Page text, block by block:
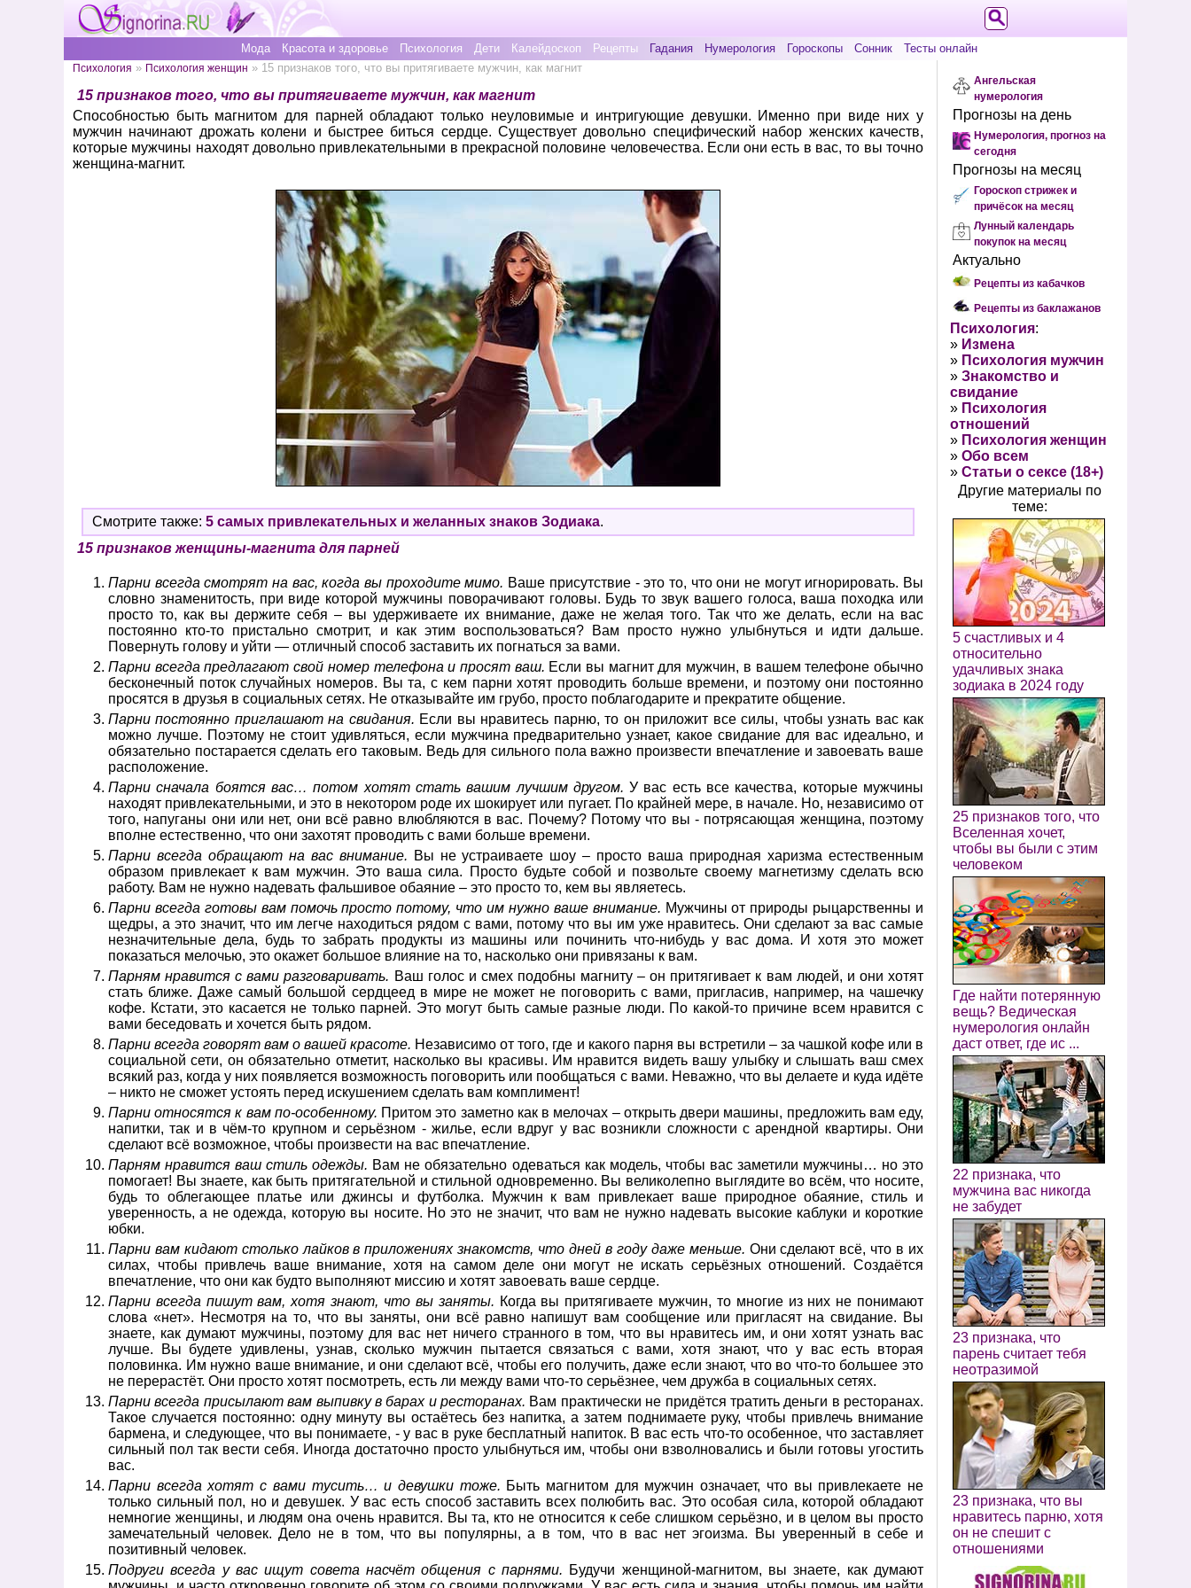
Мода Красота и здоровье Психология Дети Калейдоскоп Рецепты Гадания Нумерология Гороскопы Сонник Тесты онлайн
Психология » Психология женщин » 15 признаков того, что вы притягиваете мужчин, как магнит
15 признаков того, что вы притягиваете мужчин, как магнит
Способностью быть магнитом для парней обладают только неуловимые и интригующие девушки. Именно при виде них у
мужчин начинают дрожать колени и быстрее биться сердце. Существует довольно специфический набор женских качеств,
которые мужчины находят довольно привлекательными в прекрасной половине человечества. Если они есть в вас, то вы точно
женщина-магнит.
Смотрите также: 5 самых привлекательных и желанных знаков Зодиака.
15 признаков женщины-магнита для парней
Парни всегда смотрят на вас, когда вы проходите мимо. Ваше присутствие - это то, что они не могут игнорировать. Вы
словно знаменитость, при виде которой мужчины поворачивают головы. Будь то звук вашего голоса, ваша походка или
просто то, как вы держите себя – вы удерживаете их внимание, даже не желая того. Так что же делать, если на вас
постоянно кто-то пристально смотрит, и как этим воспользоваться? Вам просто нужно улыбнуться и идти дальше.
Повернуть голову и уйти — отличный способ заставить их погнаться за вами.
Парни всегда предлагают свой номер телефона и просят ваш. Если вы магнит для мужчин, в вашем телефоне обычно
бесконечный поток случайных номеров. Вы та, с кем парни хотят проводить больше времени, и поэтому они постоянно
просятся в друзья в социальных сетях. Не отказывайте им грубо, просто поблагодарите и прекратите общение.
Парни постоянно приглашают на свидания. Если вы нравитесь парню, то он приложит все силы, чтобы узнать вас как
можно лучше. Поэтому не стоит удивляться, если мужчина предварительно узнает, какое свидание для вас идеально, и
обязательно постарается сделать его таковым. Ведь для сильного пола важно произвести впечатление и завоевать ваше
расположение.
Парни сначала боятся вас… потом хотят стать вашим лучшим другом. У вас есть все качества, которые мужчины
находят привлекательными, и это в некотором роде их шокирует или пугает. По крайней мере, в начале. Но, независимо от
того, напуганы они или нет, они всё равно влюбляются в вас. Почему? Потому что вы - потрясающая женщина, поэтому
вполне естественно, что они захотят проводить с вами больше времени.
Парни всегда обращают на вас внимание. Вы не устраиваете шоу – просто ваша природная харизма естественным
образом привлекает к вам мужчин. Это ваша сила. Просто будьте собой и позвольте своему магнетизму сделать всю
работу. Вам не нужно надевать фальшивое обаяние – это просто то, кем вы являетесь.
Парни всегда готовы вам помочь просто потому, что им нужно ваше внимание. Мужчины от природы рыцарственны и
щедры, а это значит, что им легче находиться рядом с вами, потому что вы им уже нравитесь. Они сделают за вас самые
незначительные дела, будь то забрать продукты из машины или починить что-нибудь у вас дома. И хотя это может
показаться мелочью, это окажет большое влияние на то, насколько они привязаны к вам.
Парням нравится с вами разговаривать. Ваш голос и смех подобны магниту – он притягивает к вам людей, и они хотят
стать ближе. Даже самый большой сердцеед в мире не может не поговорить с вами, пригласив, например, на чашечку
кофе. Кстати, это касается не только парней. Это могут быть самые разные люди. По какой-то причине всем нравится с
вами беседовать и хочется быть рядом.
Парни всегда говорят вам о вашей красоте. Независимо от того, где и какого парня вы встретили – за чашкой кофе или в
социальной сети, он обязательно отметит, насколько вы красивы. Им нравится видеть вашу улыбку и слышать ваш смех
всякий раз, когда у них появляется возможность поговорить или пообщаться с вами. Неважно, что вы делаете и куда идёте
– никто не сможет устоять перед искушением сделать вам комплимент!
Парни относятся к вам по-особенному. Притом это заметно как в мелочах – открыть двери машины, предложить вам еду,
напитки, так и в чём-то крупном и серьёзном - жилье, если вдруг у вас возникли сложности с арендной квартиры. Они
сделают всё возможное, чтобы произвести на вас впечатление.
Парням нравится ваш стиль одежды. Вам не обязательно одеваться как модель, чтобы вас заметили мужчины… но это
помогает! Вы знаете, как быть притягательной и стильной одновременно. Вы великолепно выглядите во всём, что носите,
будь то облегающее платье или джинсы и футболка. Мужчин к вам привлекает ваше природное обаяние, стиль и
уверенность, а не одежда, которую вы носите. Но это не значит, что вам не нужно надевать высокие каблуки и короткие
юбки.
Парни вам кидают столько лайков в приложениях знакомств, что дней в году даже меньше. Они сделают всё, что в их
силах, чтобы привлечь ваше внимание, хотя на самом деле они могут не искать серьёзных отношений. Создаётся
впечатление, что они как будто выполняют миссию и хотят завоевать ваше сердце.
Парни всегда пишут вам, хотя знают, что вы заняты. Когда вы притягиваете мужчин, то многие из них не понимают
слова «нет». Несмотря на то, что вы заняты, они всё равно напишут вам сообщение или пригласят на свидание. Вы
знаете, как думают мужчины, поэтому для вас нет ничего странного в том, что вы нравитесь им, и они хотят узнать вас
лучше. Вы будете удивлены, узнав, сколько мужчин пытается связаться с вами, хотя знают, что у вас есть вторая
половинка. Им нужно ваше внимание, и они сделают всё, чтобы его получить, даже если знают, что во что-то большее это
не перерастёт. Они просто хотят посмотреть, есть ли между вами что-то серьёзнее, чем дружба в социальных сетях.
Парни всегда присылают вам выпивку в барах и ресторанах. Вам практически не придётся тратить деньги в ресторанах.
Такое случается постоянно: одну минуту вы остаётесь без напитка, а затем поднимаете руку, чтобы привлечь внимание
бармена, и следующее, что вы понимаете, - у вас в руке бесплатный напиток. В вас есть что-то особенное, что заставляет
сильный пол так вести себя. Иногда достаточно просто улыбнуться им, чтобы они взволновались и были готовы угостить
вас.
Парни всегда хотят с вами тусить… и девушки тоже. Быть магнитом для мужчин означает, что вы привлекаете не
только сильный пол, но и девушек. У вас есть способ заставить всех полюбить вас. Это особая сила, которой обладают
немногие женщины, и людям она очень нравится. Вы та, кто не относится к себе слишком серьёзно, и в целом вы просто
замечательный человек. Дело не в том, что вы популярны, а в том, что в вас нет эгоизма. Вы уверенный в себе и
позитивный человек.
Подруги всегда у вас ищут совета насчёт общения с парнями. Будучи женщиной-магнитом, вы знаете, как думают
Ангельская
нумерология
Прогнозы на день
Нумерология, прогноз на
сегодня
Прогнозы на месяц
Гороскоп стрижек и
причёсок на месяц
Лунный календарь
покупок на месяц
Актуально
Рецепты из кабачков
Рецепты из баклажанов
Психология:
» Измена
» Психология мужчин
» Знакомство и
свидание
» Психология
отношений
» Психология женщин
» Обо всем
» Статьи о сексе (18+)
Другие материалы по
теме:
5 счастливых и 4
относительно
удачливых знака
зодиака в 2024 году
25 признаков того, что
Вселенная хочет,
чтобы вы были с этим
человеком
Где найти потерянную
вещь? Ведическая
нумерология онлайн
даст ответ, где ис ...
22 признака, что
мужчина вас никогда
не забудет
23 признака, что
парень считает тебя
неотразимой
23 признака, что вы
нравитесь парню, хотя
он не спешит с
отношениями